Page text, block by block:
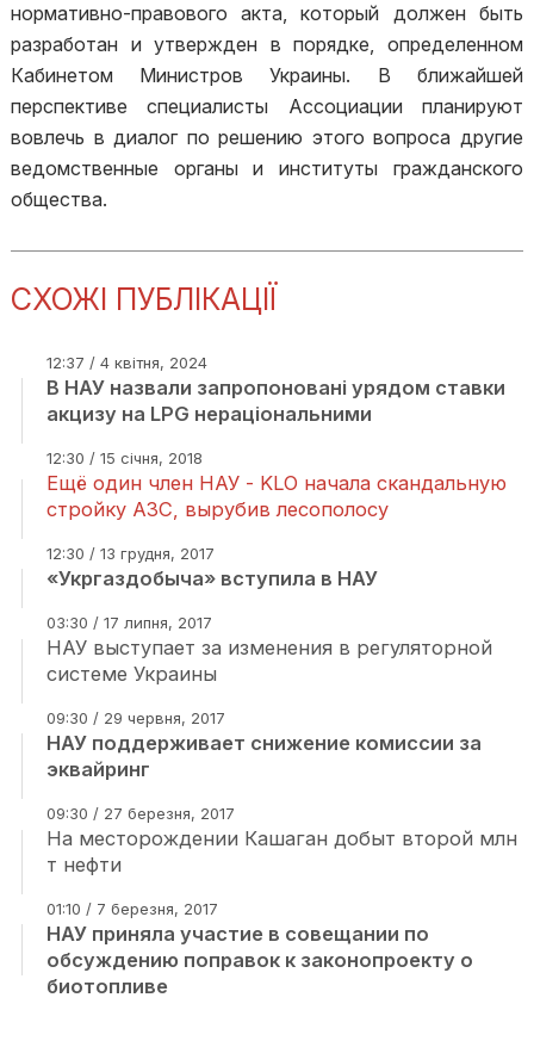
нормативно-правового акта, который должен быть
разработан и утвержден в порядке, определенном
Кабинетом Министров Украины. В ближайшей
перспективе специалисты Ассоциации планируют
вовлечь в диалог по решению этого вопроса другие
ведомственные органы и институты гражданского
общества.
СХОЖІ ПУБЛІКАЦІЇ
12:37 / 4 квітня, 2024
В НАУ назвали запропоновані урядом ставки
акцизу на LPG нераціональними
12:30 / 15 січня, 2018
Ещё один член НАУ - KLO начала скандальную
стройку АЗС, вырубив лесополосу
12:30 / 13 грудня, 2017
«Укргаздобыча» вступила в НАУ
03:30 / 17 липня, 2017
НАУ выступает за изменения в регуляторной
системе Украины
09:30 / 29 червня, 2017
НАУ поддерживает снижение комиссии за
эквайринг
09:30 / 27 березня, 2017
На месторождении Кашаган добыт второй млн
т нефти
01:10 / 7 березня, 2017
НАУ приняла участие в совещании по
обсуждению поправок к законопроекту о
биотопливе